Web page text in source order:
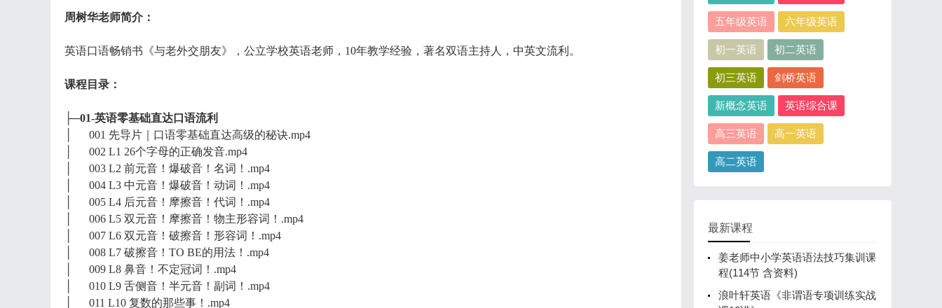
周树华老师简介：
英语口语畅销书《与老外交朋友》，公立学校英语老师，10年教学经验，著名双语主持人，中英文流利。
课程目录：
├─01-英语零基础直达口语流利
│ 001 先导片｜口语零基础直达高级的秘诀.mp4
│ 002 L1 26个字母的正确发音.mp4
│ 003 L2 前元音！爆破音！名词！.mp4
│ 004 L3 中元音！爆破音！动词！.mp4
│ 005 L4 后元音！摩擦音！代词！.mp4
│ 006 L5 双元音！摩擦音！物主形容词！.mp4
│ 007 L6 双元音！破擦音！形容词！.mp4
│ 008 L7 破擦音！TO BE的用法！.mp4
│ 009 L8 鼻音！不定冠词！.mp4
│ 010 L9 舌侧音！半元音！副词！.mp4
│ 011 L10 复数的那些事！.mp4
五年级英语 六年级英语
初一英语 初二英语
初三英语 剑桥英语
新概念英语 英语综合课
高三英语 高一英语
高二英语
最新课程
姜老师中小学英语语法技巧集训课
程(114节 含资料)
浪叶轩英语《非谓语专项训练实战